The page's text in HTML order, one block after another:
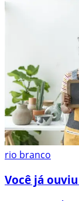
rio branco
Você já